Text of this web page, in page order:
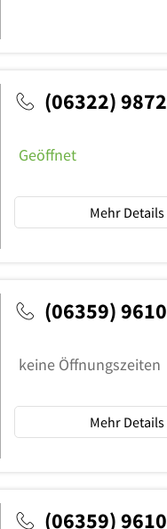
(06322)
Geöffnet
Mehr Details
(06359)
keine Öffnungszeiten
Mehr Details
(06359)